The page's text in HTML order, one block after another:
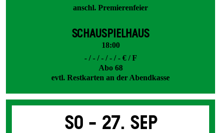
anschl. Premierenfeier
SCHAUSPIELHAUS
18:00
- / - / - / - / - € / F
Abo 68
evtl. Restkarten an der Abendkasse
So - 27. Sep